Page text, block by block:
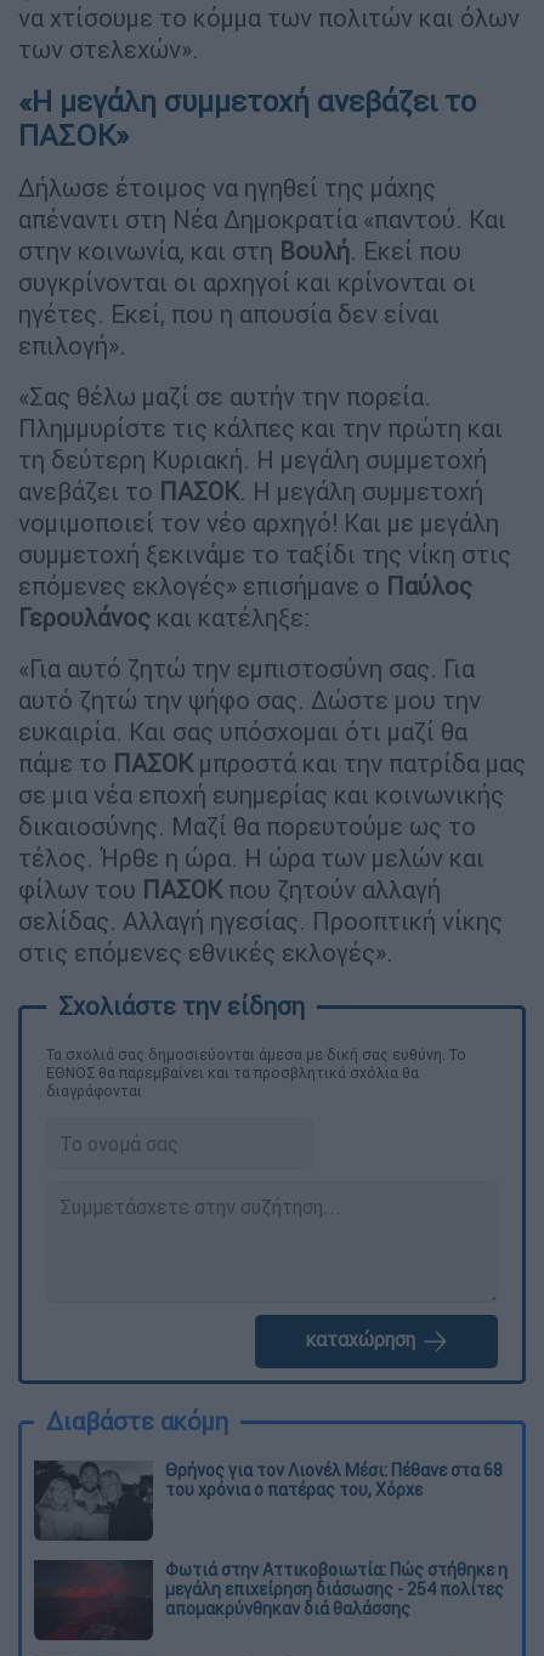
να χτίσουμε το κόμμα των πολιτών και όλων
των στελεχών».
«Η μεγάλη συμμετοχή ανεβάζει το
ΠΑΣΟΚ»
Δήλωσε έτοιμος να ηγηθεί της μάχης
απέναντι στη Νέα Δημοκρατία «παντού. Και
στην κοινωνία, και στη Βουλή. Εκεί που
συγκρίνονται οι αρχηγοί και κρίνονται οι
ηγέτες. Εκεί, που η απουσία δεν είναι
επιλογή».
«Σας θέλω μαζί σε αυτήν την πορεία.
Πλημμυρίστε τις κάλπες και την πρώτη και
τη δεύτερη Κυριακή. Η μεγάλη συμμετοχή
ανεβάζει το ΠΑΣΟΚ. Η μεγάλη συμμετοχή
νομιμοποιεί τον νέο αρχηγό! Και με μεγάλη
συμμετοχή ξεκινάμε το ταξίδι της νίκη στις
επόμενες εκλογές» επισήμανε ο Παύλος
Γερουλάνος και κατέληξε:
«Για αυτό ζητώ την εμπιστοσύνη σας. Για
αυτό ζητώ την ψήφο σας. Δώστε μου την
ευκαιρία. Και σας υπόσχομαι ότι μαζί θα
πάμε το ΠΑΣΟΚ μπροστά και την πατρίδα μας
σε μια νέα εποχή ευημερίας και κοινωνικής
δικαιοσύνης. Μαζί θα πορευτούμε ως το
τέλος. Ήρθε η ώρα. Η ώρα των μελών και
φίλων του ΠΑΣΟΚ που ζητούν αλλαγή
σελίδας. Αλλαγή ηγεσίας. Προοπτική νίκης
στις επόμενες εθνικές εκλογές».
Τα σχολιά σας δημοσιεύονται άμεσα με δική σας ευθύνη. Το
ΕΘΝΟΣ θα παρεμβαίνει και τα προσβλητικά σχόλια θα
διαγράφονται
καταχώρηση
Διαβάστε ακόμη
Θρήνος για τον Λιονέλ Μέσι: Πέθανε στα 68
του χρόνια ο πατέρας του, Χόρχε
Φωτιά στην Αττικοβοιωτία: Πώς στήθηκε η
μεγάλη επιχείρηση διάσωσης - 254 πολίτες
απομακρύνθηκαν διά θαλάσσης